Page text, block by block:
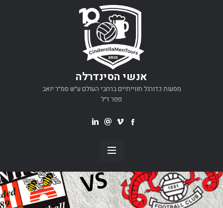
אנשי הסינדרלה
מסעות כדורגל חווייתיים ברחבי העולם ע״ש סמ״ר יואב
פפר ז״ל